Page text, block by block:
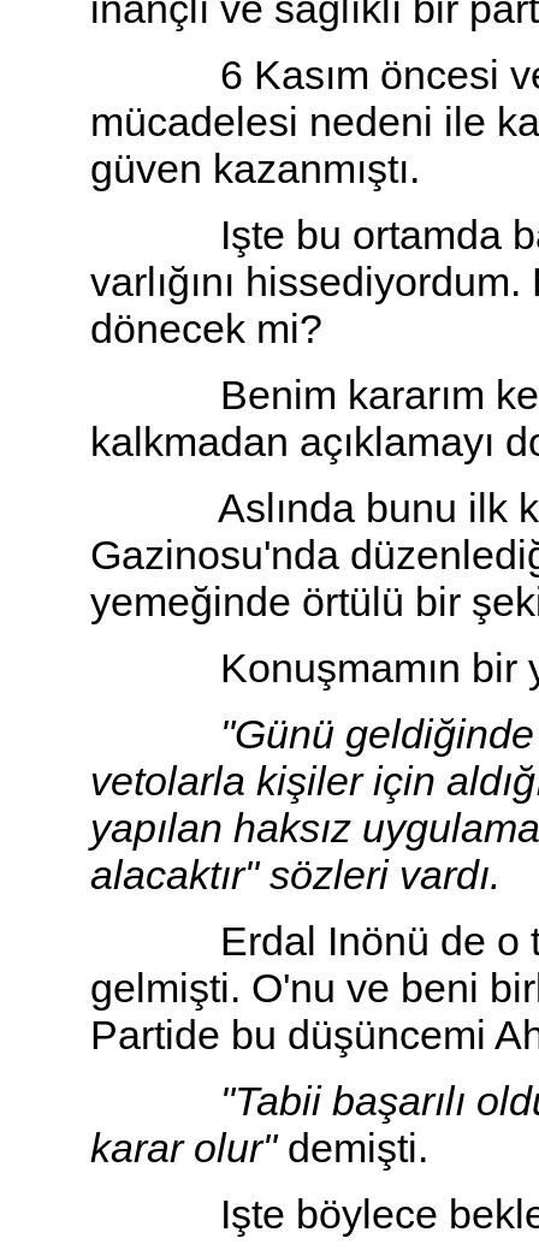
6 Kasım öncesi ve
mücadelesi nedeni ile
güven kazanmıştı.
Işte bu ortamda
varlığını
dönecek mi?
Benim kararım
kalkmadan açıklamayı
Aslında bunu ilk
Gazinosu'nda
yemeğinde örtülü bir
Konuşmamın bir
"Günü geldiğinde
vetolarla kişiler için
yapılan haksız
alacaktır" sözleri vardı.
Erdal Inönü de o
gelmişti. O'nu ve beni
Partide bu düşüncemi
"Tabii başarılı
karar olur" demişti.
Işte böylece